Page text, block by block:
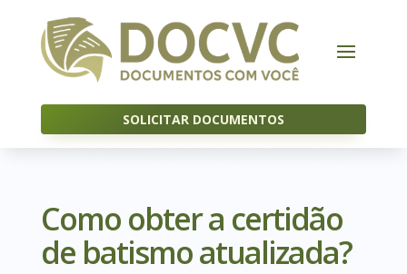
SOLICITAR DOCUMENTOS
Como obter a certidão
de batismo atualizada?